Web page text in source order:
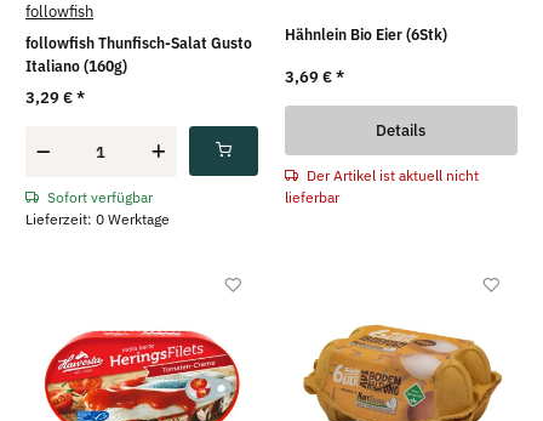
followfish
followfish Thunfisch-Salat Gusto
Italiano (160g)
3,29 €*
Sofort verfügbar
Lieferzeit: 0 Werktage
Hähnlein Bio Eier (6Stk)
3,69 €*
Details
Der Artikel ist aktuell nicht
lieferbar